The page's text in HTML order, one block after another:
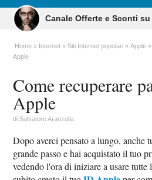
Canale Offerte e Sconti su
Home Internet Siti Internet popolari Apple
Apple
Come recuperare
Apple
diSalvatore Aranzulla
Dopo averci pensato a lungo, anche
grande passo e hai acquistato il tuo
vedendo l'ora di iniziare a usare tutte